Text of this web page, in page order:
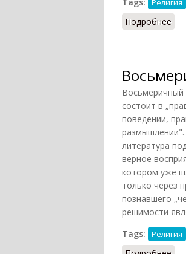
Религия
Подробнее
Восьмеричный
состоит в
поведении,
размышлении".
литература
верное
котором уже
только через
познавшего
решимости
Tags:
Религия